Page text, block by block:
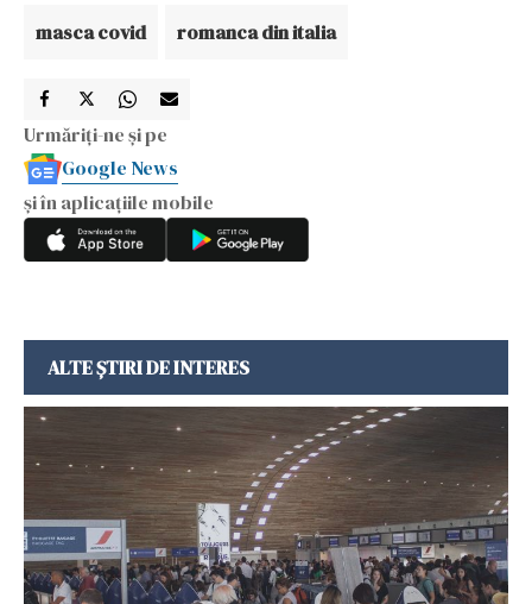
masca covid romanca din italia
Urmăriți-ne și pe
Google News
și în aplicațiile mobile
ALTE ȘTIRI DE INTERES